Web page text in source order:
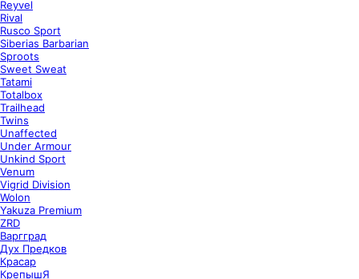
Reyvel
Rival
Rusco Sport
Siberias Barbarian
Sproots
Sweet Sweat
Tatami
Totalbox
Trailhead
Twins
Unaffected
Under Armour
Unkind Sport
Venum
Vigrid Division
Wolon
Yakuza Premium
ZRD
Варгград
Дух Предков
Красар
КрепышЯ